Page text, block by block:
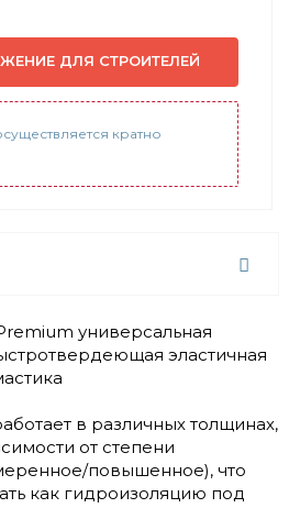
ДЛЯ СТРОИТЕЛЕЙ
кратно
универсальная
эластичная
в различных толщинах,
от степени
повышенное), что
как гидроизоляцию под